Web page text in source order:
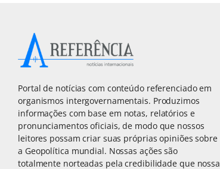
Portal de notícias com conteúdo referenciado em
organismos intergovernamentais. Produzimos
informações com base em notas, relatórios e
pronunciamentos oficiais, de modo que nossos
leitores possam criar suas próprias opiniões sobre
a Geopolítica mundial. Nossas ações são
totalmente norteadas pela credibilidade que nossa